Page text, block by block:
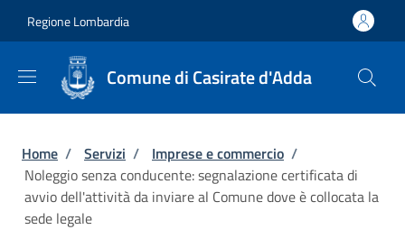
Regione Lombardia
Comune di Casirate d'Adda
Briciole di pane
Home / Servizi / Imprese e commercio /
Noleggio senza conducente: segnalazione certificata di
avvio dell'attività da inviare al Comune dove è collocata la
sede legale